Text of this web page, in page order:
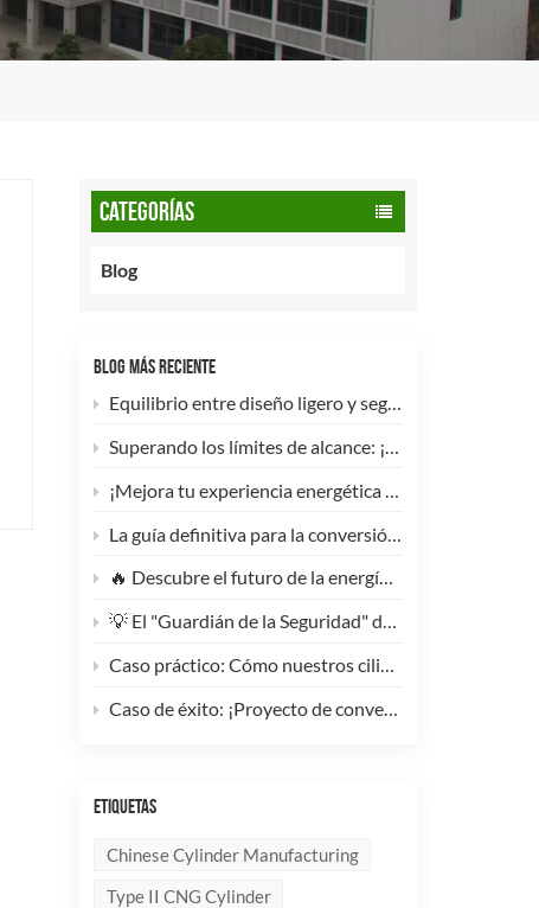
CATEGORÍAS
Blog
BLOG MÁS RECIENTE
Equilibrio entre diseño ligero y seguridad: cómo los cilindros de GNC tipo 2 de 90 litros potencian las flotas comerciales.
Superando los límites de alcance: ¡Los cilindros de hidrógeno para UAV tipo 4 ya están disponibles para personalización de alta eficiencia!
¡Mejora tu experiencia energética con nuestra bombona de GLP compuesta de 5 kg! 🚀✨
La guía definitiva para la conversión de camiones pesados ​​a GNC: Por qué este cilindro de GNC tipo 1 de 200 litros supone un cambio radical para la reducción de costes de la flota.
🔥 Descubre el futuro de la energía: ¡Conoce la elegante y ultraligera bombona de GLP compuesta de 10 kg!
💡 El "Guardián de la Seguridad" del Gas Industrial y la Supresión de Incendios: Un Análisis en Profundidad de los Cilindros de Gas sin Costura de Acero de Alto Rendimiento
Caso práctico: Cómo nuestros cilindros compuestos de GLP redefinen la seguridad y la imagen de marca para clientes globales.
Caso de éxito: ¡Proyecto de conversión a GNC de un generador de 100 kVA completado con éxito! 🚀
ETIQUETAS
Chinese Cylinder Manufacturing
Type II CNG Cylinder